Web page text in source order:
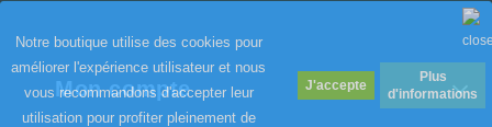
Notre boutique utilise des cookies pour
améliorer l'expérience utilisateur et nous
vous recommandons d'accepter leur
utilisation pour profiter pleinement de
Plus
d'informations
Mon compte